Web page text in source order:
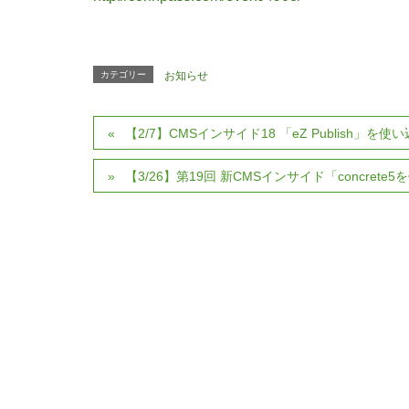
カテゴリー お知らせ
【2/7】CMSインサイド18 「eZ Publish」を使い
【3/26】第19回 新CMSインサイド「concrete5を